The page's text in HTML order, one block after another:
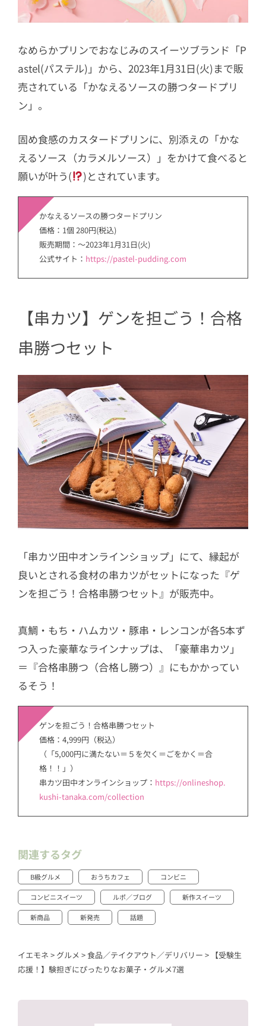
なめらかプリンでおなじみのスイーツブランド「P
astel(パステル)」から、2023年1月31日(火)まで販
売されている「かなえるソースの勝つタードプリ
ン」。
固め食感のカスタードプリンに、別添えの「かな
えるソース（カラメルソース）」をかけて食べると
願いが叶う(
)とされています。
かなえるソースの勝つタードプリン
価格：1個 280円(税込)
販売期間：〜2023年1月31日(火)
公式サイト： https://pastel-pudding.com
【串カツ】ゲンを担ごう！合格
串勝つセット
「串カツ田中オンラインショップ」にて、縁起が
良いとされる食材の串カツがセットになった『ゲ
ンを担ごう！合格串勝つセット』が販売中。
真鯛・もち・ハムカツ・豚串・レンコンが各5本ず
つ入った豪華なラインナップは、「豪華串カツ」
＝『合格串勝つ（合格し勝つ）』にもかかってい
るそう！
ゲンを担ごう！合格串勝つセット
価格：4,999円（税込）
（「5,000円に満たない＝５を欠く＝ごをかく＝合
格！！」）
串カツ田中オンラインショップ： https://onlineshop.
kushi-tanaka.com/collection
関連するタグ
B級グルメ おうちカフェ コンビニ
コンビニスイーツ ルポ／ブログ 新作スイーツ
新商品 新発売 話題
イエモネ > グルメ >食品／テイクアウト／デリバリー > 【受験生
応援！】験担ぎにぴったりなお菓子・グルメ7選